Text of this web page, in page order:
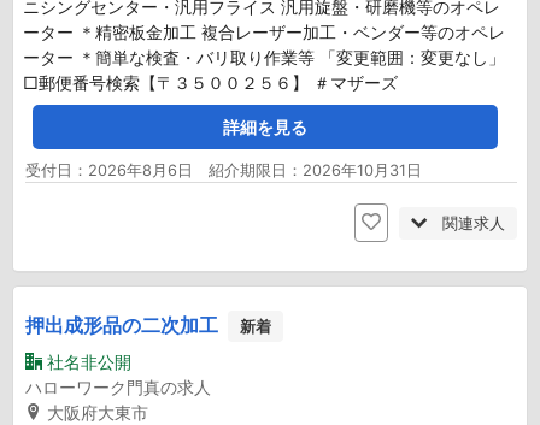
ニシングセンター・汎用フライス 汎用旋盤・研磨機等のオペレ
ーター ＊精密板金加工 複合レーザー加工・ベンダー等のオペレ
ーター ＊簡単な検査・バリ取り作業等 「変更範囲：変更なし」
□郵便番号検索【〒３５００２５６】 ＃マザーズ
詳細を見る
受付日：2026年8月6日 紹介期限日：2026年10月31日
関連求人
押出成形品の二次加工 新着
社名非公開
ハローワーク門真の求人
大阪府大東市